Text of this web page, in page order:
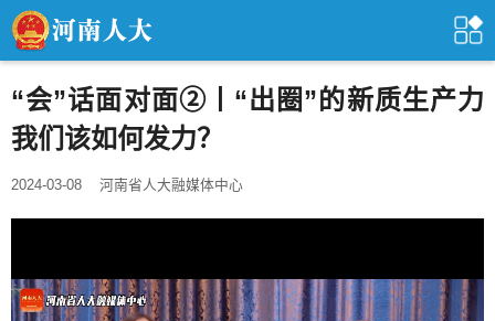
“会”话面对面②丨“出圈”的新质生产力
我们该如何发力？
2024-03-08 河南省人大融媒体中心